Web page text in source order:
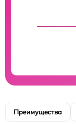
Преимущества